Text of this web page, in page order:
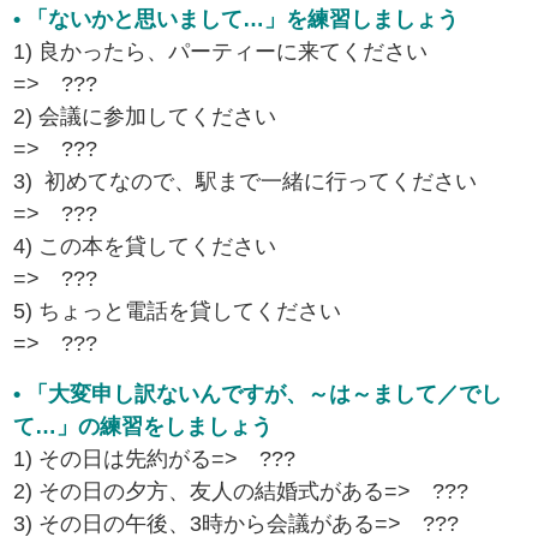
• 「ないかと思いまして…」を練習しましょう
1) 良かったら、パーティーに来てください
=> ???
2) 会議に参加してください
=> ???
3) 初めてなので、駅まで一緒に行ってください
=> ???
4) この本を貸してください
=> ???
5) ちょっと電話を貸してください
=> ???
• 「大変申し訳ないんですが、～は～まして／でし
て…」の練習をしましょう
1) その日は先約がる=> ???
2) その日の夕方、友人の結婚式がある=> ???
3) その日の午後、3時から会議がある=> ???